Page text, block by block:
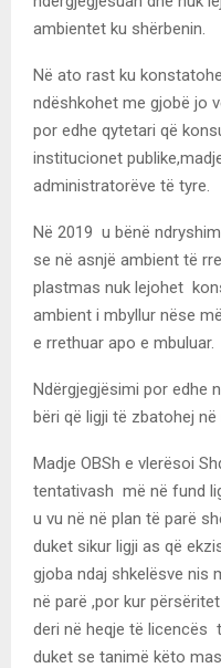
ambientet ku shërbenin.
Në ato rast ku
ndëshkohet me gjobë jo
por edhe qytetari që
institucionet
administratorëve të tyre.
Në 2019 u bënë
se në asnjë ambient të
plastmas nuk lejohet
ambient i mbyllur nëse
e rrethuar apo e mbuluar.
Ndërgjegjësimi por edhe
bëri që ligji të zbatohej
Madje OBSh e vlerësoi
tentativash më në fund
u vu në në plan të parë
duket sikur ligji as që
gjoba ndaj shkelësve nis
në parë ,por kur
deri në heqje të licencës
duket se tanimë këto